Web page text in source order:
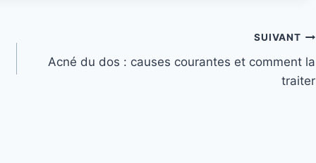
SUIVANT
Acné du dos : causes courantes et comment la
traiter